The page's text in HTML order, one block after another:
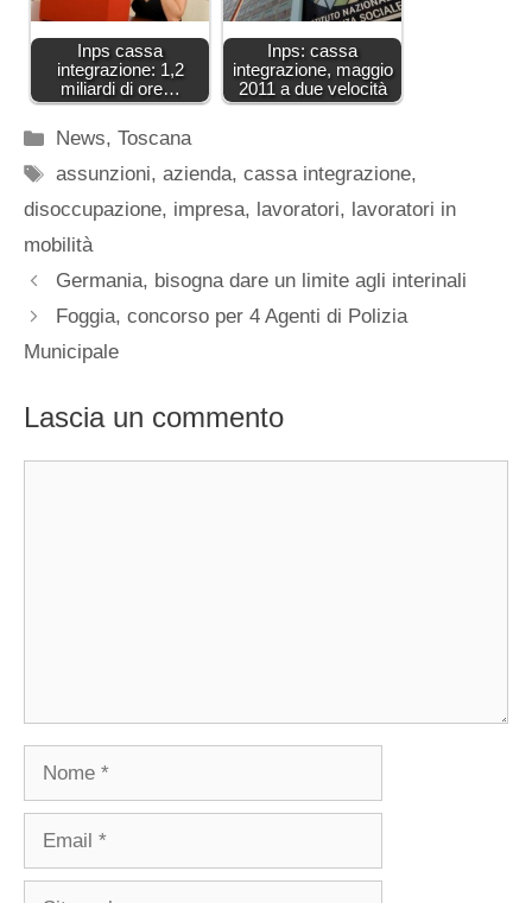
Inps cassa
integrazione: 1,2
miliardi di ore…
Inps: cassa
integrazione, maggio
2011 a due velocità
Categorie
News,Toscana
Tag
assunzioni,azienda,cassa integrazione,
disoccupazione, impresa, lavoratori, lavoratori in
mobilità
Germania, bisogna dare un limite agli interinali
Foggia, concorso per 4 Agenti di Polizia
Municipale
Lascia un commento
Nome
Email
Sito